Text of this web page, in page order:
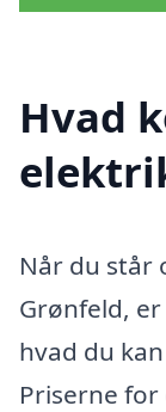
Hvad
Når du står
Grønfeld,
hvad du
Priserne